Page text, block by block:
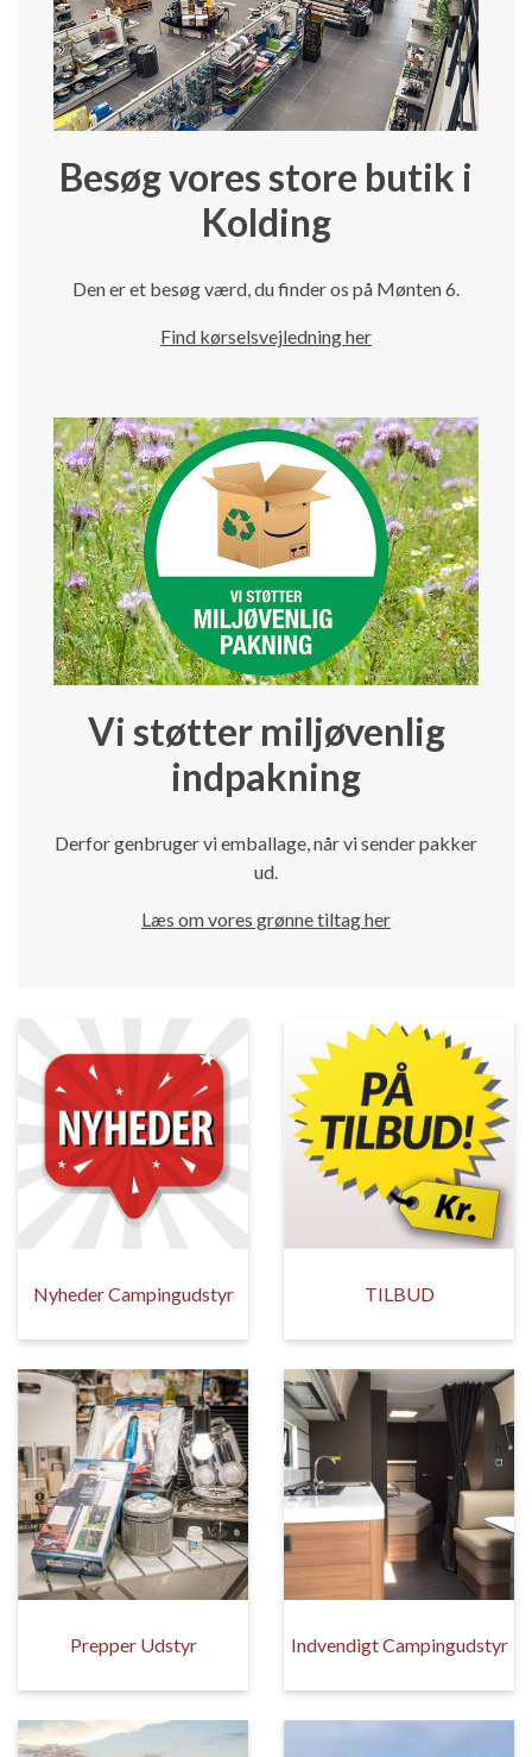
Besøg vores store butik i
Kolding
Den er et besøg værd, du finder os på Mønten 6.
Find kørselsvejledning her
Vi støtter miljøvenlig
indpakning
Derfor genbruger vi emballage, når vi sender pakker
ud.
Læs om vores grønne tiltag her
Nyheder Campingudstyr TILBUD
Prepper Udstyr Indvendigt Campingudstyr